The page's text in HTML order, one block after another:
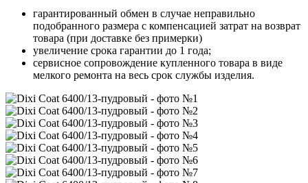
гарантированный обмен в случае неправильно
подобранного размера с компенсацией затрат на возврат
товара (при доставке без примерки)
увеличение срока гарантии до 1 года;
сервисное сопровождение купленного товара в виде
мелкого ремонта на весь срок службы изделия.